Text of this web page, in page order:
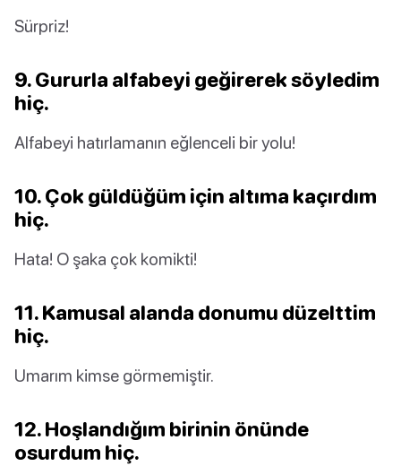
Sürpriz!
9. Gururla alfabeyi geğirerek söyledim
hiç.
Alfabeyi hatırlamanın eğlenceli bir yolu!
10. Çok güldüğüm için altıma kaçırdım
hiç.
Hata! O şaka çok komikti!
11. Kamusal alanda donumu düzelttim
hiç.
Umarım kimse görmemiştir.
12. Hoşlandığım birinin önünde
osurdum hiç.